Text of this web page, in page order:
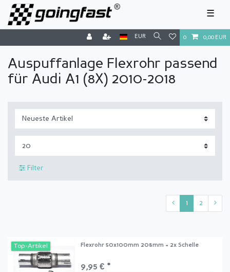
☰
EUR 0 0,00 EUR
Auspuffanlage Flexrohr passend
für Audi A1 (8X) 2010-2018
Filter
1 2
Top-Artikel Flexrohr 50x100mm 208mm + 2x Schelle
9,95 € *